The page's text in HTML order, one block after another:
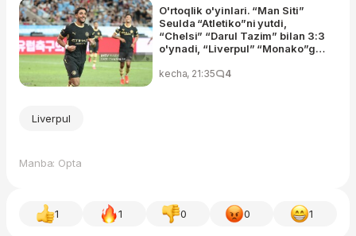
O'rtoqlik o'yinlari. “Man Siti”
Seulda “Atletiko”ni yutdi,
“Chelsi” “Darul Tazim” bilan 3:3
o'ynadi, “Liverpul” “Monako”ga
kecha, 21:35 4
Liverpul
Manba: Opta
1 1 0 0 1